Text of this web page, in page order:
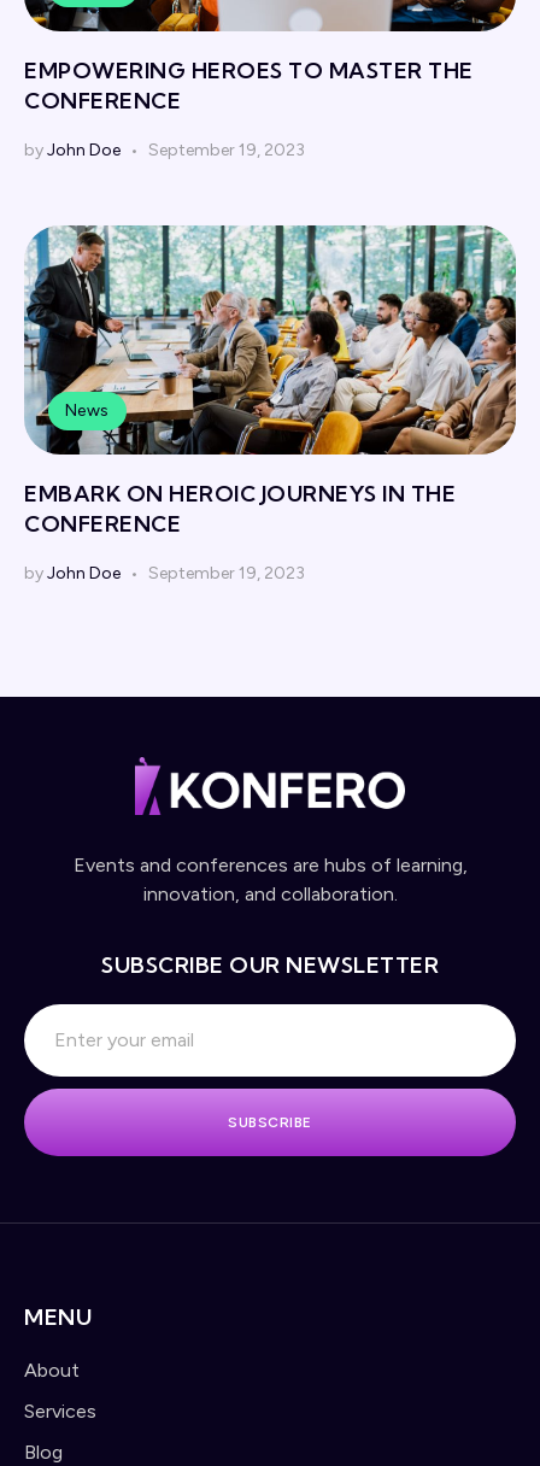
EMPOWERING HEROES TO MASTER THE
CONFERENCE
byJohn Doe September 19, 2023
News
EMBARK ON HEROIC JOURNEYS IN THE
CONFERENCE
byJohn Doe September 19, 2023
Events and conferences are hubs of learning,
innovation, and collaboration.
SUBSCRIBE OUR NEWSLETTER
SUBSCRIBE
MENU
About
Services
Blog